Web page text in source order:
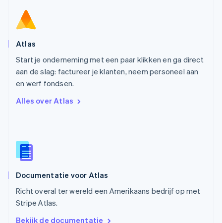
Atlas
Start je onderneming met een paar klikken en ga direct
aan de slag: factureer je klanten, neem personeel aan
en werf fondsen.
Alles over Atlas
Documentatie voor Atlas
Richt overal ter wereld een Amerikaans bedrijf op met
Stripe Atlas.
Bekijk de documentatie
English
Portugal
Português
English
Singapore
English简体中文
EnglishItaliano
Español
Thailand
Tsjechië
Vasteland van China
简体中文English